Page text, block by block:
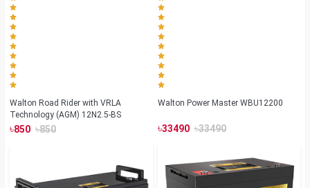
Walton Road Rider with VRLA
Technology (AGM) 12N2.5-BS
৳850 ৳850
Walton Power Master WBU12200
৳33490 ৳33490